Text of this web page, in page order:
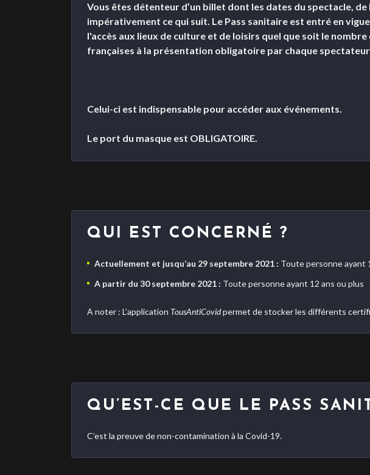
Vous êtes détenteur d’un billet dont les dates du spectacle,
impérativement ce qui suit. Le Pass sanitaire est entré en
l'accès aux lieux de culture et de loisirs quel que soit le
françaises à la présentation obligatoire par chaque spectateur
Celui-ci est indispensable pour accéder aux événements.
Le port du masque est OBLIGATOIRE.
QUI EST CONCERNÉ ?
Actuellement et jusqu’au 29 septembre 2021 : Toute personne ayant
A partir du 30 septembre 2021 : Toute personne ayant 12 ans ou plus
A noter : L’application TousAntiCovidpermet de stocker les différents
QU’EST-CE QUE LE PASS
C’est la preuve de non-contamination à la Covid-19.